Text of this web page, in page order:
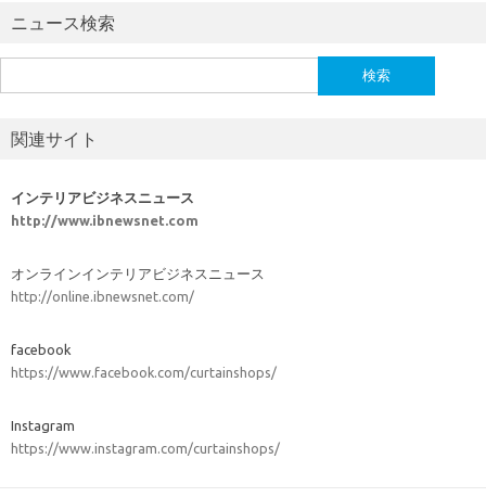
ニュース検索
索:
関連サイト
インテリアビジネスニュース
http://www.ibnewsnet.com
オンラインインテリアビジネスニュース
http://online.ibnewsnet.com/
facebook
https://www.facebook.com/curtainshops/
Instagram
https://www.instagram.com/curtainshops/